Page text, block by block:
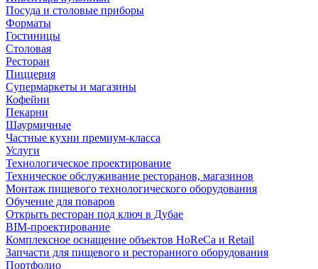
Посуда и столовые приборы
Форматы
Гостиницы
Столовая
Ресторан
Пиццерия
Супермаркеты и магазины
Кофейни
Пекарни
Шаурмичные
Частные кухни премиум-класса
Услуги
Технологическое проектирование
Техническое обслуживание ресторанов, магазинов
Монтаж пищевого технологического оборудования
Обучение для поваров
Открыть ресторан под ключ в Дубае
BIM-проектирование
Комплексное оснащение объектов HoReCa и Retail
Запчасти для пищевого и ресторанного оборудования
Портфолио